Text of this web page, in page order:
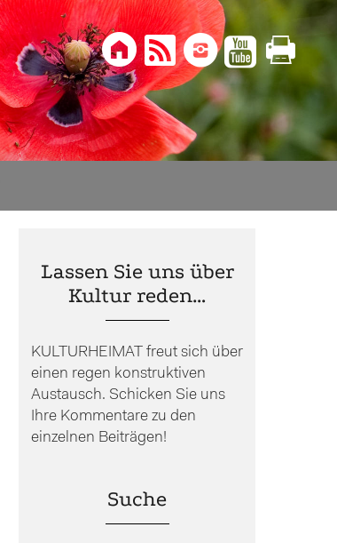
    
Lassen Sie uns über
Kultur reden…
KULTURHEIMAT freut sich über
einen regen konstruktiven
Austausch. Schicken Sie uns
Ihre Kommentare zu den
einzelnen Beiträgen!
Suche